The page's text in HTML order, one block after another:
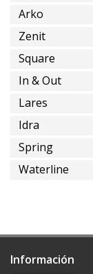
instalación
tierra
con
alimentación
Arko
Zenit
Square
In & Out
Lares
Idra
Spring
Waterline
Información